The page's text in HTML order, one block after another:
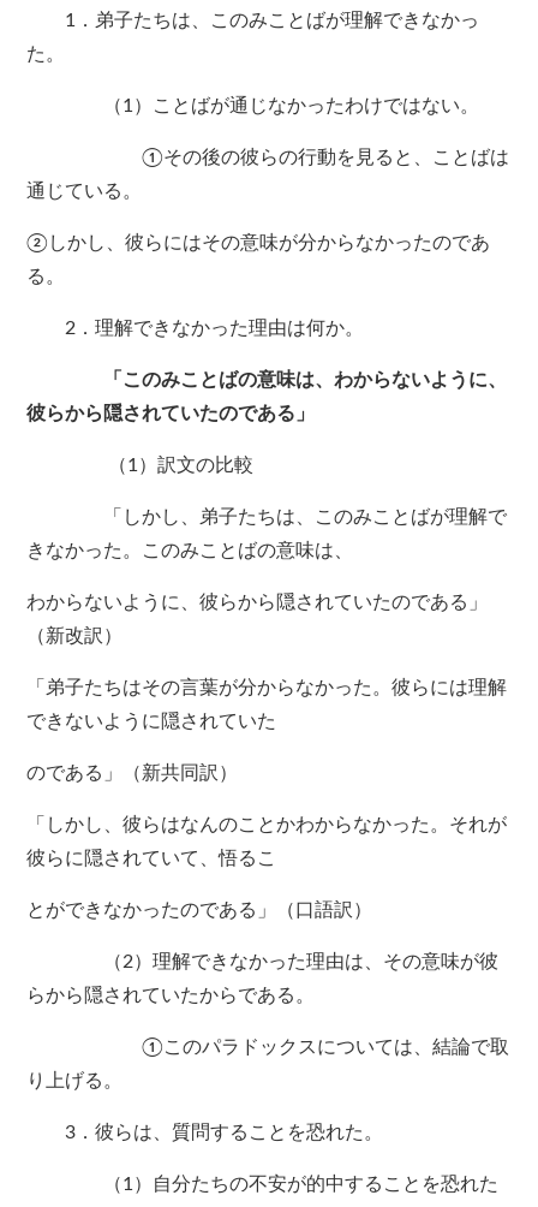
1．弟子たちは、このみことばが理解できなかっ
た。
（1）ことばが通じなかったわけではない。
①その後の彼らの行動を見ると、ことばは
通じている。
②しかし、彼らにはその意味が分からなかったのであ
る。
2．理解できなかった理由は何か。
「このみことばの意味は、わからないように、
彼らから隠されていたのである」
（1）訳文の比較
「しかし、弟子たちは、このみことばが理解で
きなかった。このみことばの意味は、
わからないように、彼らから隠されていたのである」
（新改訳）
「弟子たちはその言葉が分からなかった。彼らには理解
できないように隠されていた
のである」（新共同訳）
「しかし、彼らはなんのことかわからなかった。それが
彼らに隠されていて、悟るこ
とができなかったのである」（口語訳）
（2）理解できなかった理由は、その意味が彼
らから隠されていたからである。
①このパラドックスについては、結論で取
り上げる。
3．彼らは、質問することを恐れた。
（1）自分たちの不安が的中することを恐れた